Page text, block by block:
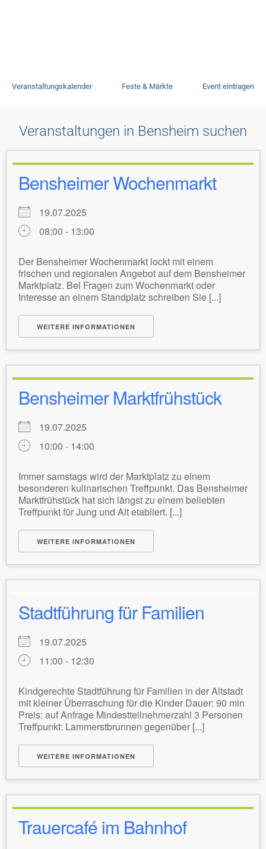
Veranstaltungskalender Feste & Märkte Event eintragen
Veranstaltungen in Bensheim suchen
Bensheimer Wochenmarkt
19.07.2025
08:00 - 13:00
Der Bensheimer Wochenmarkt lockt mit einem
frischen und regionalen Angebot auf dem Bensheimer
Marktplatz. Bei Fragen zum Wochenmarkt oder
Interesse an einem Standplatz schreiben Sie [...]
WEITERE INFORMATIONEN
Bensheimer Marktfrühstück
19.07.2025
10:00 - 14:00
Immer samstags wird der Marktplatz zu einem
besonderen kulinarischen Treffpunkt. Das Bensheimer
Marktfrühstück hat sich längst zu einem beliebten
Treffpunkt für Jung und Alt etabliert. [...]
WEITERE INFORMATIONEN
Stadtführung für Familien
19.07.2025
11:00 - 12:30
Kindgerechte Stadtführung für Familien in der Altstadt
mit kleiner Überraschung für die Kinder Dauer: 90 min
Preis: auf Anfrage Mindestteilnehmerzahl 3 Personen
Treffpunkt: Lammerstbrunnen gegenüber [...]
WEITERE INFORMATIONEN
Trauercafé im Bahnhof